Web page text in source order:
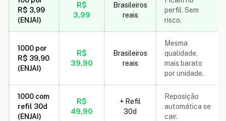
R$ 3,99
(ENJAI)
R$
3,99
Brasileiros
reais
perfil. Sem
risco.
1000 por
R$ 39,90
(ENJAI)
R$
39,90
Brasileiros
reais
Mesma
qualidade,
mais barato
por unidade.
1000 com
refil 30d
(ENJAI)
R$
49,90
+ Refil
30d
Reposição
automática se
cair.